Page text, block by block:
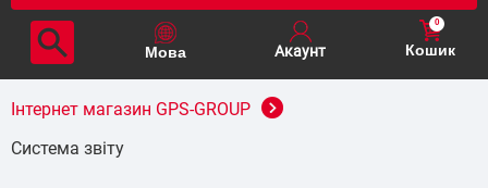
Кошик
0
Інтернет магазин GPS-GROUP
Система звіту